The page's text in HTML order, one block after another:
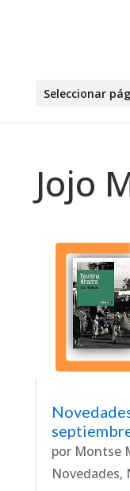
Seleccionar
Jojo
por Montse
Novedades,